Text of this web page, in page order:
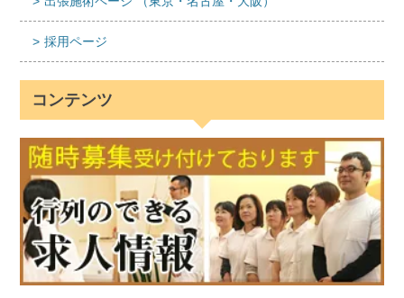
採用ページ
コンテンツ